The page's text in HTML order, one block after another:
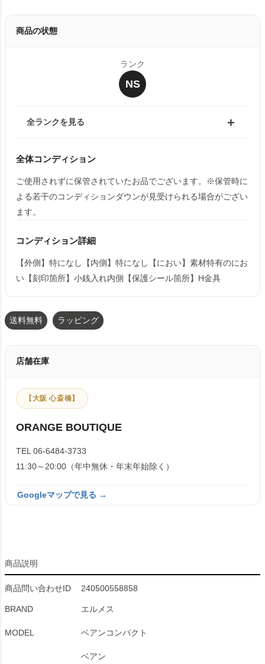
商品の状態
ランク
NS
全ランクを見る
全体コンディション
ご使用されずに保管されていたお品でございます。※保管時に
よる若干のコンディションダウンが見受けられる場合がござい
ます。
コンディション詳細
【外側】特になし【内側】特になし【におい】素材特有のにお
い【刻印箇所】小銭入れ内側【保護シール箇所】H金具
送料無料 ラッピング
店舗在庫
【大阪 心斎橋】
ORANGE BOUTIQUE
TEL 06-6484-3733
11:30～20:00（年中無休・年末年始除く）
Googleマップで見る →
商品説明
商品問い合わせID 240500558858
BRAND エルメス
MODEL ベアンコンパクト
ベアン